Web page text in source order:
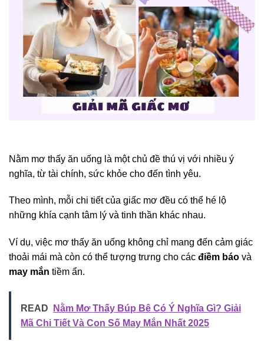
Nằm mơ thấy ăn uống là một chủ đề thú vị với nhiều ý
nghĩa, từ tài chính, sức khỏe cho đến tình yêu.
Theo mình, mỗi chi tiết của giấc mơ đều có thể hé lộ
những khía cạnh tâm lý và tinh thần khác nhau.
Ví dụ, việc mơ thấy ăn uống không chỉ mang đến cảm giác
thoải mái mà còn có thể tượng trưng cho các điềm báo và
may mắn tiềm ẩn.
READ
Nằm Mơ Thấy Búp Bê Có Ý Nghĩa Gì? Giải
Mã Chi Tiết Và Con Số May Mắn Nhất 2025